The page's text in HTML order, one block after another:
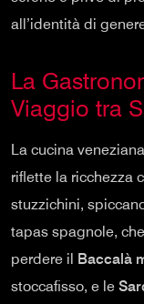
all’identità di
La
Viaggio tra
La cucina
riflette la ricchezza
stuzzichini,
tapas spagnole,
perdere il Baccalà
stoccafisso, e le